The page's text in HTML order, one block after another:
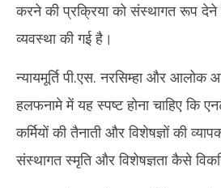
करने की प्रक्रिया को संस्थागत रूप
व्यवस्था की गई है।
न्यायमूर्ति पी.एस. नरसिम्हा और आलोक
हलफनामे में यह स्पष्ट होना चाहिए कि
कर्मियों की तैनाती और विशेषज्ञों की
संस्थागत स्मृति और विशेषज्ञता कैसे